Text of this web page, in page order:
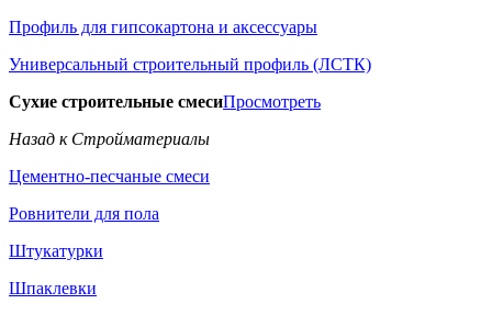
Профиль для гипсокартона и аксессуары
Универсальный строительный профиль (ЛСТК)
Сухие строительные смесиПросмотреть
Назад к Стройматериалы
Цементно-песчаные смеси
Ровнители для пола
Штукатурки
Шпаклевки